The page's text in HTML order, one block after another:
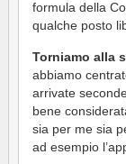
formula della
qualche posto
Torniamo alla
abbiamo
arrivate
bene
sia per me sia
ad esempio